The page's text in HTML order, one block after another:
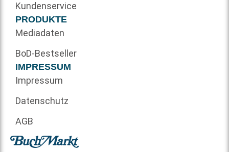
Kundenservice
PRODUKTE
Mediadaten
BoD-Bestseller
IMPRESSUM
Impressum
Datenschutz
AGB